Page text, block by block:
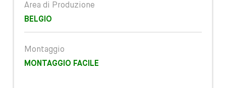
Area di Produzione
BELGIO
Montaggio
MONTAGGIO FACILE